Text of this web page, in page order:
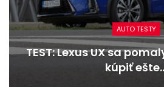
AUTO TESTY
UX sa pomaly lúči, oplatí